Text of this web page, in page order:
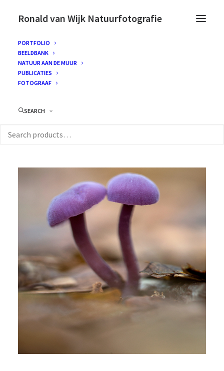
Ronald van Wijk Natuurfotografie
PORTFOLIO
BEELDBANK
NATUUR AAN DE MUUR
PUBLICATIES
FOTOGRAAF
SEARCH